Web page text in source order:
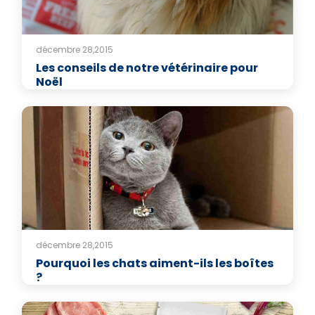
décembre 28,2015
Les conseils de notre vétérinaire pour
Noël
décembre 28,2015
Pourquoi les chats aiment-ils les boîtes
?